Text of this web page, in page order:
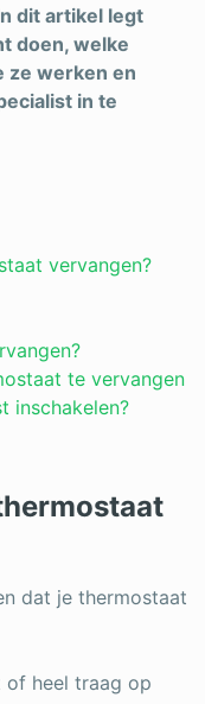
dit artikel legt
doen, welke
ze werken en
in te
vervangen?
te vervangen
inschakelen?
dat je thermostaat
of heel traag op